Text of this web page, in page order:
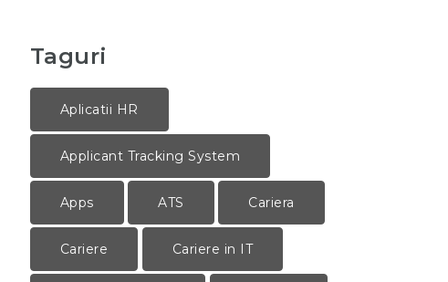
Taguri
Aplicatii HR
Applicant Tracking System
Apps ATS Cariera
Cariere Cariere in IT